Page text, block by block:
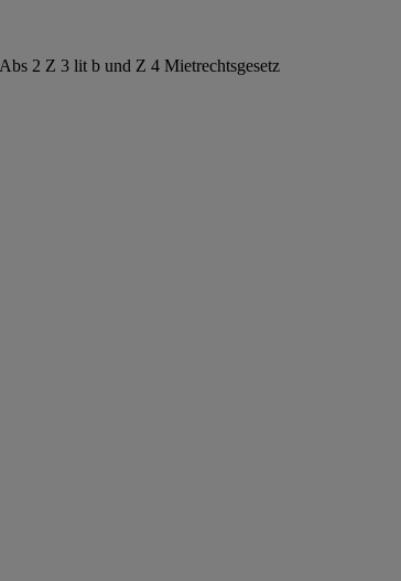
2 Z 3 lit b und Z 4 Mietrechtsgesetz